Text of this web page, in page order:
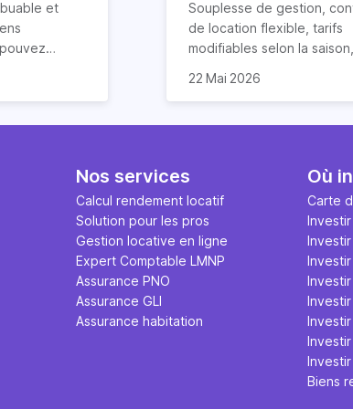
et
votre
légales
Souplesse de gestion,
de location flexible, tarifs
modifiables selon la saison,
d’impayés de loyers… la
comporte de nombreux
également un rendement
surtout si vous louez
via Airbnb.
appartement sera dans ce
rendement locatif sur
fonction de plusieurs
taux d’occupation, frais
d’exploitation et qualité de
gestion. Les détails dans
article.
22 Mai 2026
Nos services
Calcul rendement locatif
Solution pour les pros
Gestion locative en ligne
Expert Comptable LMNP
Assurance PNO
Assurance GLI
Assurance habitation
Où
Carte
Investir
Investir
Biens